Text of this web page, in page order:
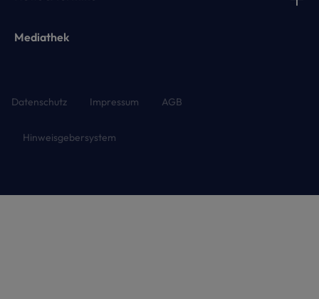
Mediathek
Datenschutz Impressum AGB
Hinweisgebersystem